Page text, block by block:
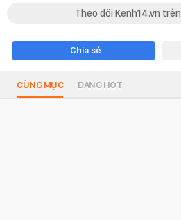
Theo dõi Kenh14.vn trên
Chia sẻ
CÙNG MỤC ĐANG HOT